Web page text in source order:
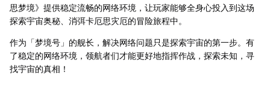
思梦境》提供稳定流畅的网络环境，让玩家能够全身心投入到这场
探索宇宙奥秘、消弭卡厄思灾厄的冒险旅程中。
作为「梦境号」的舰长，解决网络问题只是探索宇宙的第一步。有
了稳定的网络环境，领航者们才能更好地指挥作战，探索未知，寻
找宇宙的真相！